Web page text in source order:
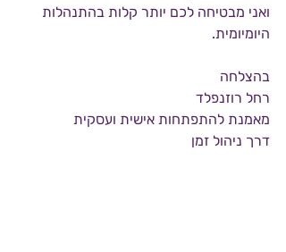
ואני מבטיחה לכם יותר קלות בהתנהלות
היומיומית.
בהצלחה
רחל רוזנפלד
מאמנת להתפתחות אישית ועסקית
דרך ניהול זמן